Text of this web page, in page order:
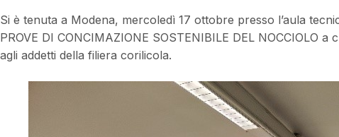
Si è tenuta a Modena, mercoledì 17 ottobre presso l’aula
PROVE DI CONCIMAZIONE SOSTENIBILE DEL NOCCIOLO
agli addetti della filiera corilicola.